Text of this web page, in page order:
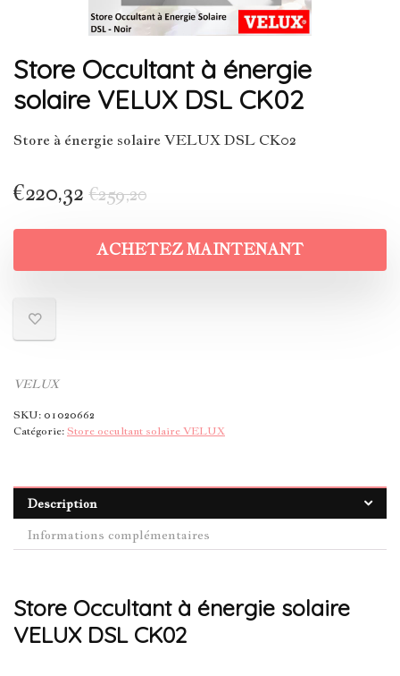
Store Occultant à énergie
solaire VELUX DSL CK02
Store à énergie solaire VELUX DSL CK02
€259,20
€220,32
ACHETEZ MAINTENANT
VELUX
SKU:01020662
Catégorie:Store occultant solaire VELUX
Description
Informations complémentaires
Store Occultant à énergie solaire
VELUX DSL CK02